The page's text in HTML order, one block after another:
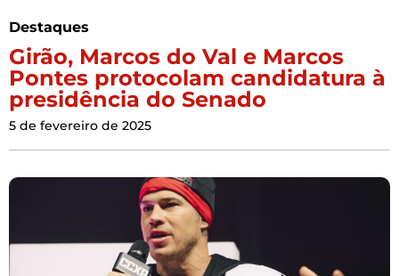
Destaques
Girão, Marcos do Val e Marcos
Pontes protocolam candidatura à
presidência do Senado
5 de fevereiro de 2025